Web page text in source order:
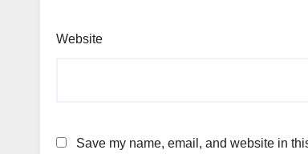
Website
Save my name, email, and website in